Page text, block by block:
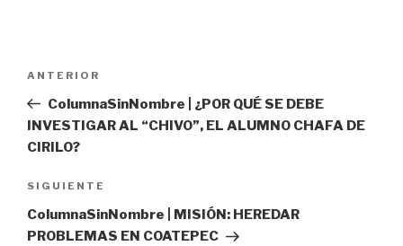
entradas
Entrada
anterior:
ANTERIOR
ColumnaSinNombre | ¿POR QUÉ SE DEBE
INVESTIGAR AL “CHIVO”, EL ALUMNO CHAFA DE
CIRILO?
Siguiente
entrada
SIGUIENTE
ColumnaSinNombre | MISIÓN: HEREDAR
PROBLEMAS EN COATEPEC